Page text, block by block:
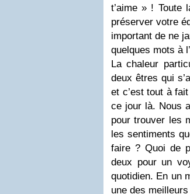
t’aime » ! Toute
préserver votre
important de ne
quelques mots à
La chaleur
deux êtres qui
et c’est tout à
ce jour là. Nous
pour trouver les
les sentiments
faire ? Quoi de
deux pour un
quotidien. En un
une des